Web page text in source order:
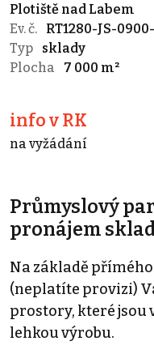
Plotiště nad Labem
Ev. č.
RT1280-JS-
Typ
sklady
Plocha
7 000 m²
info v RK
na vyžádání
Průmyslový
pronájem
Na základě
(neplatíte provizi)
prostory, které jsou
lehkou výrobu.